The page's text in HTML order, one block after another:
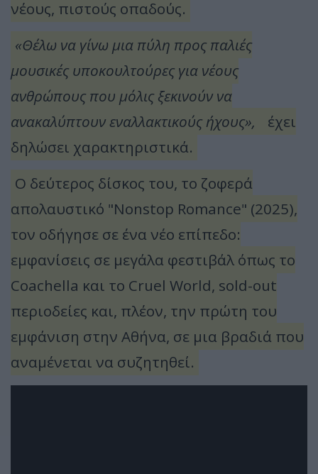
νέους, πιστούς οπαδούς.
«Θέλω να γίνω μια πύλη προς παλιές
μουσικές υποκουλτούρες για νέους
ανθρώπους που μόλις ξεκινούν να
ανακαλύπτουν εναλλακτικούς ήχους»,
έχει
δηλώσει χαρακτηριστικά.
Ο δεύτερος δίσκος του, το ζοφερά
απολαυστικό "Nonstop Romance" (2025),
τον οδήγησε σε ένα νέο επίπεδο:
εμφανίσεις σε μεγάλα φεστιβάλ όπως το
Coachella και το Cruel World, sold-out
περιοδείες και, πλέον, την πρώτη του
εμφάνιση στην Αθήνα, σε μια βραδιά που
αναμένεται να συζητηθεί.